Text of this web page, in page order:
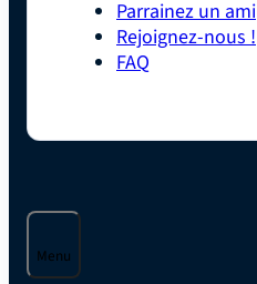
Parrainez un ami
Rejoignez-nous !
FAQ
Menu